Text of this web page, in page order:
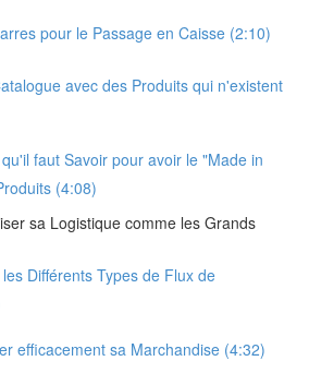
pour le Passage en Caisse (2:10)
avec des Produits qui n'existent
faut Savoir pour avoir le "Made in
(4:08)
sa Logistique comme les Grands
Différents Types de Flux de
efficacement sa Marchandise (4:32)